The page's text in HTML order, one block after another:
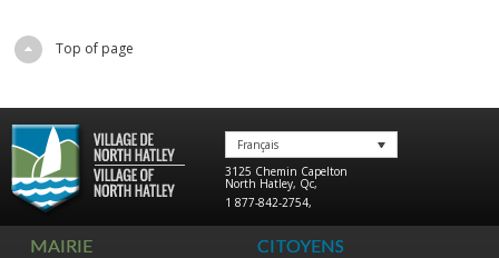
Top of page
Français
3125 Chemin Capelton
North Hatley, Qc,
1 877-842-2754,
MAIRIE CITOYENS